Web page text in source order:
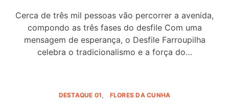
Cerca de três mil pessoas vão percorrer a avenida,
compondo as três fases do desfile Com uma
mensagem de esperança, o Desfile Farroupilha
celebra o tradicionalismo e a força do…
DESTAQUE 01 FLORES DA CUNHA